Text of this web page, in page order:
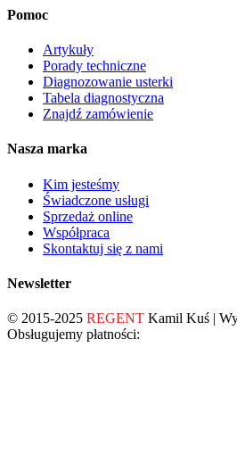
Pomoc
Artykuły
Porady techniczne
Diagnozowanie usterki
Tabela diagnostyczna
Znajdź zamówienie
Nasza marka
Kim jesteśmy
Świadczone usługi
Sprzedaż online
Współpraca
Skontaktuj się z nami
Newsletter
© 2015-2025 REGENT Kamil Kuś |
Obsługujemy płatności: